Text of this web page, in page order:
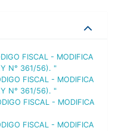
FISCAL - MODIFICA
N° 361/56). "
FISCAL - MODIFICA
N° 361/56). "
FISCAL - MODIFICA
FISCAL - MODIFICA